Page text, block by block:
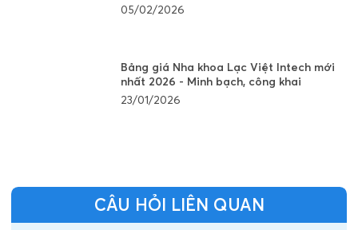
05/02/2026
Bảng giá Nha khoa Lạc Việt Intech mới
nhất 2026 - Minh bạch, công khai
23/01/2026
CÂU HỎI LIÊN QUAN